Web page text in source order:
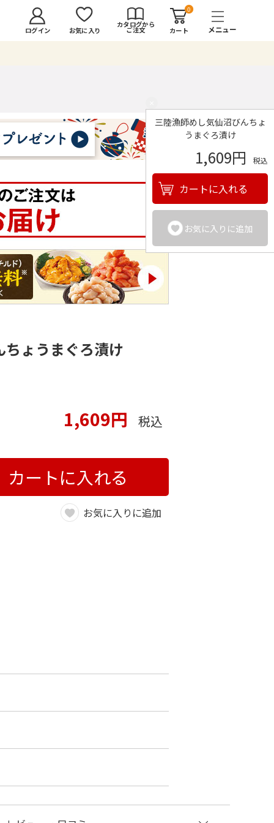
ログイン お気に入り
カタログから
ご注文
0
カート
三陸漁師めし気仙沼びんちょ
うまぐろ漬け
1,609円 税込
カートに入れる
お気に入りに追加
ょうまぐろ漬け
1,609円 税込
カートに入れる
お気に入りに追加